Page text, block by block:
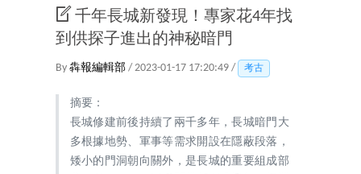
千年長城新發現！專家花4年找
到供探子進出的神秘暗門
By 犇報編輯部 / 2023-01-17 17:20:49 / 考古
摘要：
長城修建前後持續了兩千多年，長城暗門大
多根據地勢、軍事等需求開設在隱蔽段落，
矮小的門洞朝向關外，是長城的重要組成部